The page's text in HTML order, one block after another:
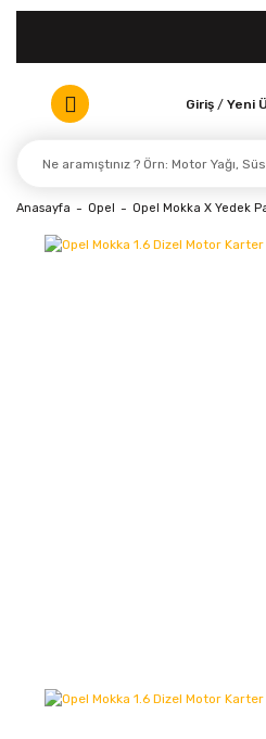
Giriş / Yeni
Anasayfa Opel Opel Mokka X Yedek